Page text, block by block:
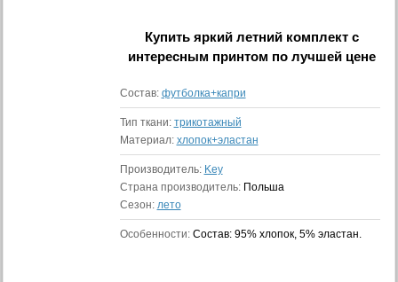
Купитьяркий летний комплект с
интересным принтом по лучшей цене
Состав: футболка+капри
Тип ткани: трикотажный
Материал: хлопок+эластан
Производитель: Key
Страна производитель: Польша
Сезон: лето
Особенности: Состав: 95% хлопок, 5% эластан.